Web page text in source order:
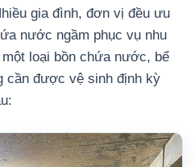
gia đình, đơn vị đều ưu
nước ngầm phục vụ nhu
một loại bồn chứa nước, bể
cần được vệ sinh định kỳ